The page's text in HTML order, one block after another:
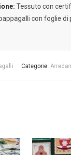
Tessuto con
con foglie
Categorie: